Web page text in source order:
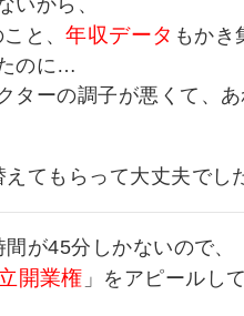
いから、
こと、年収データ もかき
のに…
ターの調子が悪くて、あ
えてもらって大丈夫でし
が45分しかないので、
開業権 」をアピールし